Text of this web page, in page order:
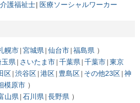
介護福祉士 医療ソーシャルワーカー
幌市 宮城県 仙台市 福島県
玉県 さいたま市 千葉県 千葉市 東京
区 渋谷区 港区 豊島区 その他23区 神
模原市
山県 石川県 長野県